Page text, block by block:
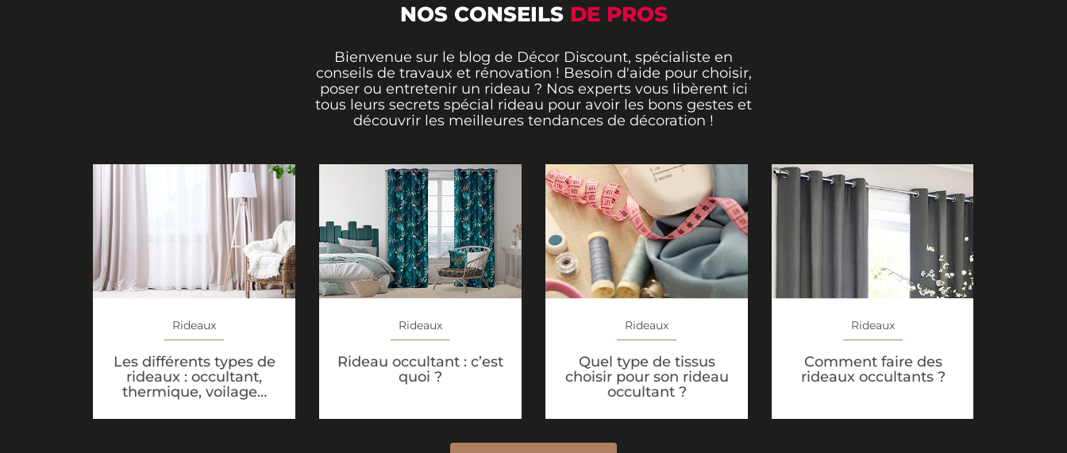
NOS CONSEILS DE PROS
Bienvenue sur le blog de Décor Discount, spécialiste en
conseils de travaux et rénovation ! Besoin d'aide pour choisir,
poser ou entretenir un rideau ? Nos experts vous libèrent ici
tous leurs secrets spécial rideau pour avoir les bons gestes et
découvrir les meilleures tendances de décoration !
Rideaux
Les différents types de
rideaux : occultant,
thermique, voilage…
Rideaux
Rideau occultant : c’est
quoi ?
Rideaux
Quel type de tissus
choisir pour son rideau
occultant ?
Rideaux
Comment faire des
rideaux occultants ?